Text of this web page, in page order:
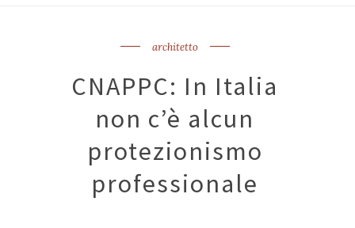
architetto
CNAPPC: In Italia
non c’è alcun
protezionismo
professionale